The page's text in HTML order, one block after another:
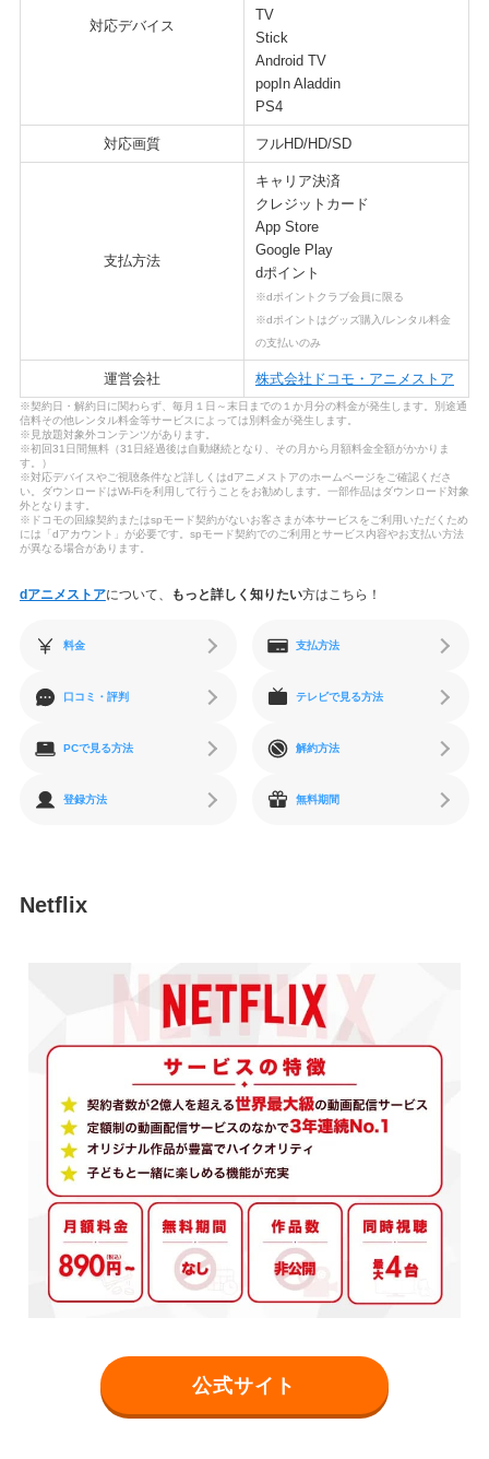
対応デバイス
TV
Stick
Android TV
popIn Aladdin
PS4
対応画質 フルHD/HD/SD
支払方法
キャリア決済
クレジットカード
App Store
Google Play
dポイント
※dポイントクラブ会員に限る
※dポイントはグッズ購入/レンタル料金
の支払いのみ
運営会社 株式会社ドコモ・アニメストア
※契約日・解約日に関わらず、毎月１日～末日までの１か月分の料金が発生します。別途通
信料その他レンタル料金等サービスによっては別料金が発生します。
※見放題対象外コンテンツがあります。
※初回31日間無料（31日経過後は自動継続となり、その月から月額料金全額がかかりま
す。）
※対応デバイスやご視聴条件など詳しくはdアニメストアのホームページをご確認くださ
い。ダウンロードはWi-Fiを利用して行うことをお勧めします。一部作品はダウンロード対象
外となります。
※ドコモの回線契約またはspモード契約がないお客さまが本サービスをご利用いただくため
には「dアカウント」が必要です。spモード契約でのご利用とサービス内容やお支払い方法
が異なる場合があります。
dアニメストアについて、 もっと詳しく知りたい方はこちら！
料金 支払方法
口コミ・評判 テレビで見る方法
PCで見る方法 解約方法
登録方法 無料期間
Netflix
公式サイト